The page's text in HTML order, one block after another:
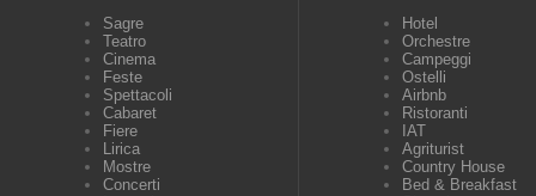
Sagre
Teatro
Cinema
Feste
Spettacoli
Cabaret
Fiere
Lirica
Mostre
Concerti
Hotel
Orchestre
Campeggi
Ostelli
Airbnb
Ristoranti
IAT
Agriturist
Country House
Bed & Breakfast